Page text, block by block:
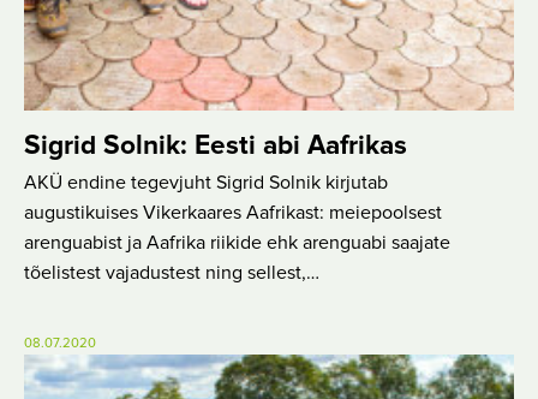
Sigrid Solnik: Eesti abi Aafrikas
AKÜ endine tegevjuht Sigrid Solnik kirjutab
augustikuises Vikerkaares Aafrikast: meiepoolsest
arenguabist ja Aafrika riikide ehk arenguabi saajate
tõelistest vajadustest ning sellest,…
08.07.2020